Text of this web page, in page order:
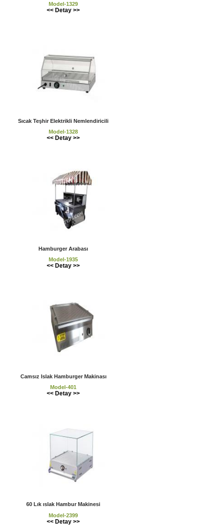
Model-1329
<< Detay >>
Sıcak Teşhir Elektrikli Nemlendiricili
Model-1328
<< Detay >>
Hamburger Arabası
Model-1935
<< Detay >>
Camsız Islak Hamburger Makinası
Model-401
<< Detay >>
60 Lık ıslak Hambur Makinesi
Model-2399
<< Detay >>